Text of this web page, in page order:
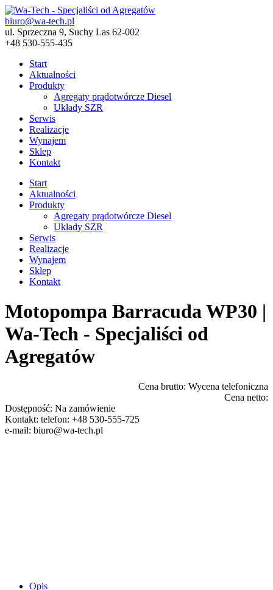
biuro@wa-tech.pl
ul. Sprzeczna 9, Suchy Las 62-002
+48 530-555-435
Start
Aktualności
Produkty
Agregaty prądotwórcze Diesel
Układy SZR
Serwis
Realizacje
Wynajem
Sklep
Kontakt
Start
Aktualności
Produkty
Agregaty prądotwórcze Diesel
Układy SZR
Serwis
Realizacje
Wynajem
Sklep
Kontakt
Motopompa Barracuda WP30 |
Wa-Tech - Specjaliści od
Agregatów
Cena brutto: Wycena telefoniczna
Cena netto:
Dostępność: Na zamówienie
Kontakt: telefon: +48 530-555-725
e-mail: biuro@wa-tech.pl
Opis